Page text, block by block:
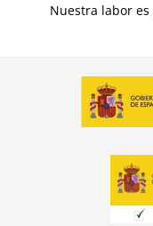
Nuestra labor